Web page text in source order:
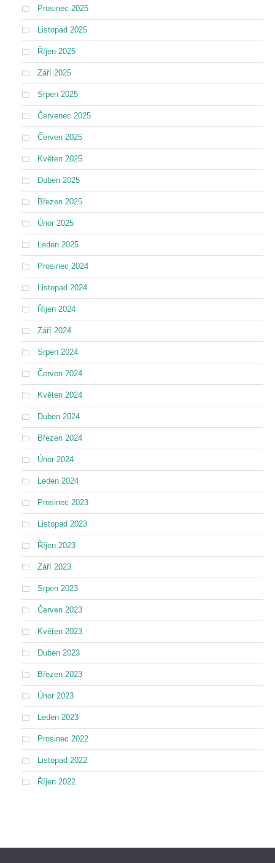
Prosinec 2025
Listopad 2025
Říjen 2025
Září 2025
Srpen 2025
Červenec 2025
Červen 2025
Květen 2025
Duben 2025
Březen 2025
Únor 2025
Leden 2025
Prosinec 2024
Listopad 2024
Říjen 2024
Září 2024
Srpen 2024
Červen 2024
Květen 2024
Duben 2024
Březen 2024
Únor 2024
Leden 2024
Prosinec 2023
Listopad 2023
Říjen 2023
Září 2023
Srpen 2023
Červen 2023
Květen 2023
Duben 2023
Březen 2023
Únor 2023
Leden 2023
Prosinec 2022
Listopad 2022
Říjen 2022